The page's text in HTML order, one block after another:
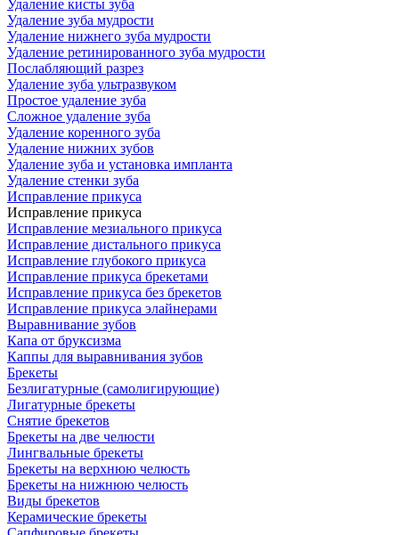
Удаление кисты зуба
Удаление зуба мудрости
Удаление нижнего зуба мудрости
Удаление ретинированного зуба мудрости
Послабляющий разрез
Удаление зуба ультразвуком
Простое удаление зуба
Сложное удаление зуба
Удаление коренного зуба
Удаление нижних зубов
Удаление зуба и установка импланта
Удаление стенки зуба
Исправление прикуса
Исправление прикуса
Исправление мезиального прикуса
Исправление дистального прикуса
Исправление глубокого прикуса
Исправление прикуса брекетами
Исправление прикуса без брекетов
Исправление прикуса элайнерами
Выравнивание зубов
Капа от бруксизма
Каппы для выравнивания зубов
Брекеты
Безлигатурные (самолигирующие)
Лигатурные брекеты
Снятие брекетов
Брекеты на две челюсти
Лингвальные брекеты
Брекеты на верхнюю челюсть
Брекеты на нижнюю челюсть
Виды брекетов
Керамические брекеты